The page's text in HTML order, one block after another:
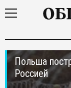
Польша
Россией